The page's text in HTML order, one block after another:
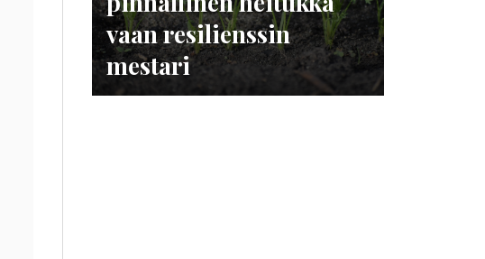
vaan resilienssin
mestari